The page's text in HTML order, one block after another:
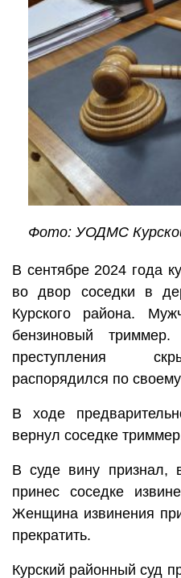
Фото: УОДМС
В сентябре 2024 года
во двор соседки в
Курского района.
бензиновый
преступления
распорядился по
В ходе
вернул соседке
В суде вину признал,
принес соседке
Женщина извинения
прекратить.
Курский районный суд